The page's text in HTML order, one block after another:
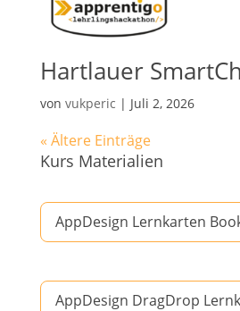
Hartlauer
von vukperic | Juli 2, 2026
« Ältere Einträge
Kurs Materialien
AppDesign Lernkarten
AppDesign DragDrop